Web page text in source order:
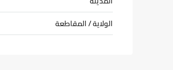
الولاية / المقاطعة